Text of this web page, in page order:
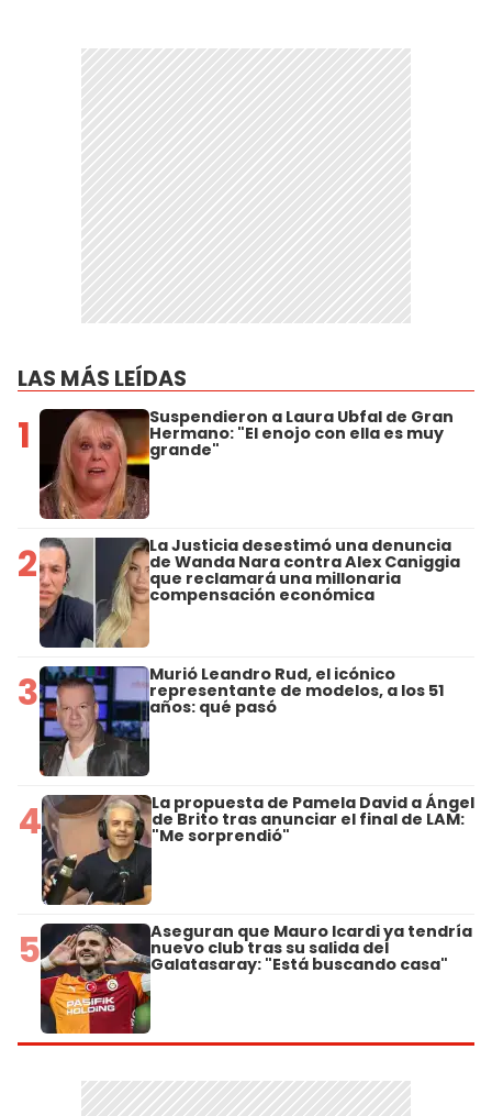
LAS MÁS LEÍDAS
1 Suspendieron a Laura Ubfal de Gran
Hermano: "El enojo con ella es muy
grande"
2 La Justicia desestimó una denuncia
de Wanda Nara contra Alex Caniggia
que reclamará una millonaria
compensación económica
3 Murió Leandro Rud, el icónico
representante de modelos, a los 51
años: qué pasó
4 La propuesta de Pamela David a Ángel
de Brito tras anunciar el final de LAM:
"Me sorprendió"
5 Aseguran que Mauro Icardi ya tendría
nuevo club tras su salida del
Galatasaray: "Está buscando casa"